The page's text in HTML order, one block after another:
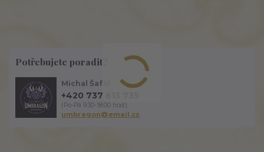
Potřebujete poradit?
Michal Šafář
+420 737 613 735
(Po-Pá 9:30-18:00 hod.)
umbragon@email.cz